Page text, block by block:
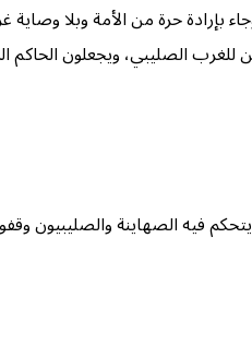
بإرادة حرة من الأمة وبلا
للغرب الصليبي، ويجعلون
فيه الصهاينة والصليبيون